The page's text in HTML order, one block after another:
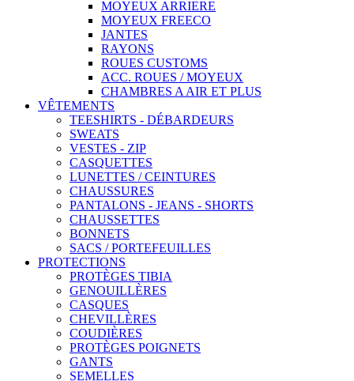
MOYEUX ARRIERE
MOYEUX FREECO
JANTES
RAYONS
ROUES CUSTOMS
ACC. ROUES / MOYEUX
CHAMBRES A AIR ET PLUS
VÊTEMENTS
TEESHIRTS - DÉBARDEURS
SWEATS
VESTES - ZIP
CASQUETTES
LUNETTES / CEINTURES
CHAUSSURES
PANTALONS - JEANS - SHORTS
CHAUSSETTES
BONNETS
SACS / PORTEFEUILLES
PROTECTIONS
PROTÈGES TIBIA
GENOUILLÈRES
CASQUES
CHEVILLÈRES
COUDIÈRES
PROTÈGES POIGNETS
GANTS
SEMELLES